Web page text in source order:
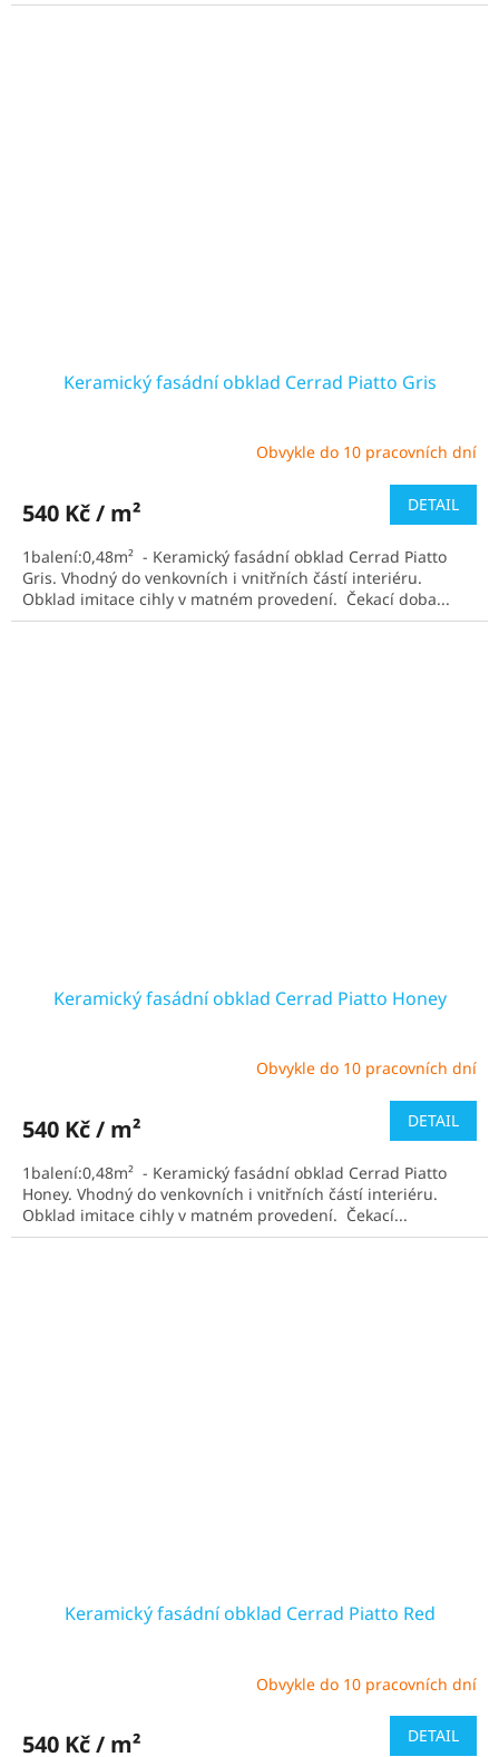
Keramický fasádní obklad Cerrad Piatto Gris
je
z
5
hvězdiček.
Obvykle do 10 pracovních dní
540 Kč / m² DETAIL
1balení:0,48m² - Keramický fasádní obklad Cerrad Piatto
Gris. Vhodný do venkovních i vnitřních částí interiéru.
Obklad imitace cihly v matném provedení. Čekací doba...
Keramický fasádní obklad Cerrad Piatto Honey
je
z
5
hvězdiček.
Obvykle do 10 pracovních dní
540 Kč / m² DETAIL
1balení:0,48m² - Keramický fasádní obklad Cerrad Piatto
Honey. Vhodný do venkovních i vnitřních částí interiéru.
Obklad imitace cihly v matném provedení. Čekací...
Keramický fasádní obklad Cerrad Piatto Red
je
Obvykle do 10 pracovních dní
540 Kč / m² DETAIL